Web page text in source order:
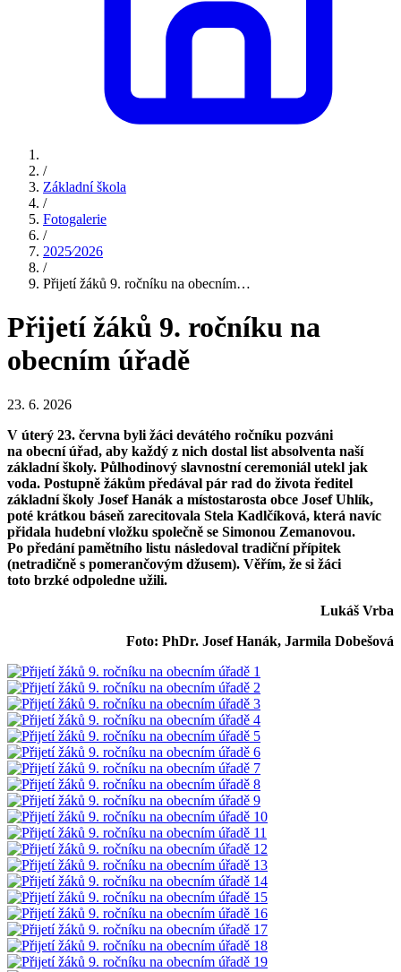
/
Základní škola
/
Fotogalerie
/
2025⁄2026
/
Přijetí žáků 9. ročníku na obecním…
Přijetí žáků 9. ročníku na
obecním úřadě
23. 6. 2026
V úterý 23. června byli žáci devátého ročníku pozváni
na obecní úřad, aby každý z nich dostal list absolventa naší
základní školy. Půlhodinový slavnostní ceremoniál utekl jak
voda. Postupně žákům předával pár rad do života ředitel
základní školy Josef Hanák a místostarosta obce Josef Uhlík,
poté krátkou báseň zarecitovala Stela Kadlčíková, která navíc
přidala hudební vložku společně se Simonou Zemanovou.
Po předání pamětního listu následoval tradiční přípitek
(netradičně s pomerančovým džusem). Věřím, že si žáci
toto brzké odpoledne užili.
Lukáš Vrba
Foto: PhDr. Josef Hanák, Jarmila Dobešová